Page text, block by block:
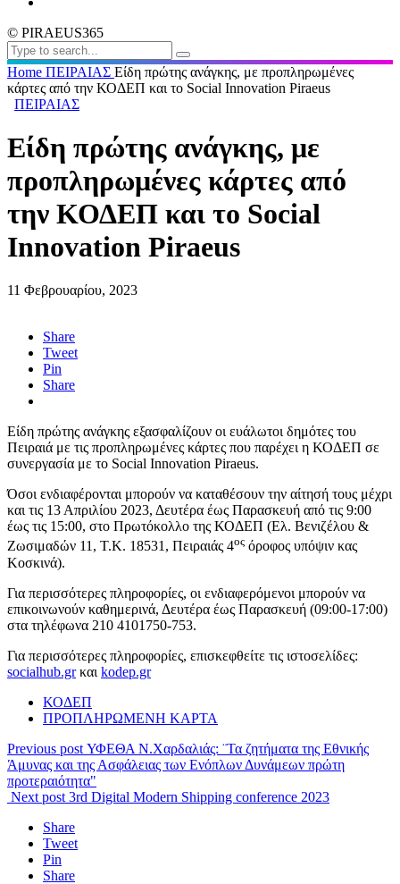
© PIRAEUS365
Home ΠΕΙΡΑΙΑΣ Είδη πρώτης ανάγκης, με προπληρωμένες
κάρτες από την ΚΟΔΕΠ και το Social Innovation Piraeus
ΠΕΙΡΑΙΑΣ
Είδη πρώτης ανάγκης, με
προπληρωμένες κάρτες από
την ΚΟΔΕΠ και το Social
Innovation Piraeus
11 Φεβρουαρίου, 2023
Share
Tweet
Pin
Share
Είδη πρώτης ανάγκης εξασφαλίζουν οι ευάλωτοι δημότες του
Πειραιά με τις προπληρωμένες κάρτες που παρέχει η ΚΟΔΕΠ σε
συνεργασία με το Social Innovation Piraeus.
Όσοι ενδιαφέρονται μπορούν να καταθέσουν την αίτησή τους μέχρι
και τις 13 Απριλίου 2023, Δευτέρα έως Παρασκευή από τις 9:00
έως τις 15:00, στο Πρωτόκολλο της ΚΟΔΕΠ (Ελ. Βενιζέλου &
Ζωσιμαδών 11, Τ.Κ. 18531, Πειραιάς 4ος όροφος υπόψιν κας
Κοσκινά).
Για περισσότερες πληροφορίες, οι ενδιαφερόμενοι μπορούν να
επικοινωνούν καθημερινά, Δευτέρα έως Παρασκευή (09:00-17:00)
στα τηλέφωνα 210 4101750-753.
Για περισσότερες πληροφορίες, επισκεφθείτε τις ιστοσελίδες:
socialhub.grκαι kodep.gr
ΚΟΔΕΠ
ΠΡΟΠΛΗΡΩΜΕΝΗ ΚΑΡΤΑ
Previous post ΥΦΕΘΑ Ν.Χαρδαλιάς: ¨Τα ζητήματα της Εθνικής
Άμυνας και της Ασφάλειας των Ενόπλων Δυνάμεων πρώτη
προτεραιότητα"
Next post 3rd Digital Modern Shipping conference 2023
Share
Tweet
Pin
Share